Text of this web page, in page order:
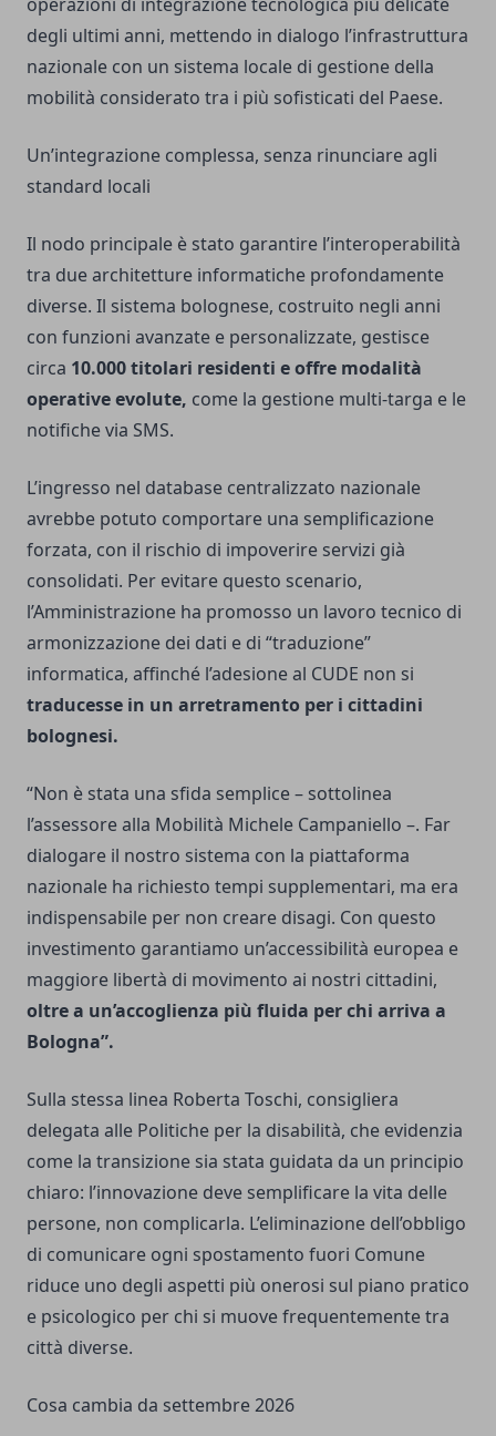
degli ultimi anni, mettendo in dialogo l’infrastruttura
nazionale con un sistema locale di gestione della
mobilità considerato tra i più sofisticati del Paese.
Un’integrazione complessa, senza rinunciare agli
standard locali
Il nodo principale è stato garantire l’interoperabilità
tra due architetture informatiche profondamente
diverse. Il sistema bolognese, costruito negli anni
con funzioni avanzate e personalizzate, gestisce
circa 10.000 titolari residenti e offre modalità
operative evolute, come la gestione multi-targa e le
notifiche via SMS.
L’ingresso nel database centralizzato nazionale
avrebbe potuto comportare una semplificazione
forzata, con il rischio di impoverire servizi già
consolidati. Per evitare questo scenario,
l’Amministrazione ha promosso un lavoro tecnico di
armonizzazione dei dati e di “traduzione”
informatica, affinché l’adesione al CUDE non si
traducesse in un arretramento per i cittadini
bolognesi.
“Non è stata una sfida semplice – sottolinea
l’assessore alla Mobilità Michele Campaniello –. Far
dialogare il nostro sistema con la piattaforma
nazionale ha richiesto tempi supplementari, ma era
indispensabile per non creare disagi. Con questo
investimento garantiamo un’accessibilità europea e
maggiore libertà di movimento ai nostri cittadini,
oltre a un’accoglienza più fluida per chi arriva a
Bologna”.
Sulla stessa linea Roberta Toschi, consigliera
delegata alle Politiche per la disabilità, che evidenzia
come la transizione sia stata guidata da un principio
chiaro: l’innovazione deve semplificare la vita delle
persone, non complicarla. L’eliminazione dell’obbligo
di comunicare ogni spostamento fuori Comune
riduce uno degli aspetti più onerosi sul piano pratico
e psicologico per chi si muove frequentemente tra
città diverse.
Cosa cambia da settembre 2026